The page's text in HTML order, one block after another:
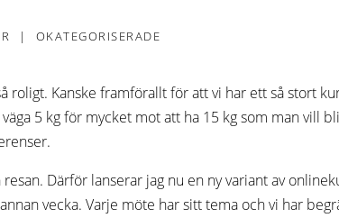
OKATEGORISERADE
roligt. Kanske framförallt för att vi har ett så stort
5 kg för mycket mot att ha 15 kg som man vill
Därför lanserar jag nu en ny variant av
vecka. Varje möte har sitt tema och vi har